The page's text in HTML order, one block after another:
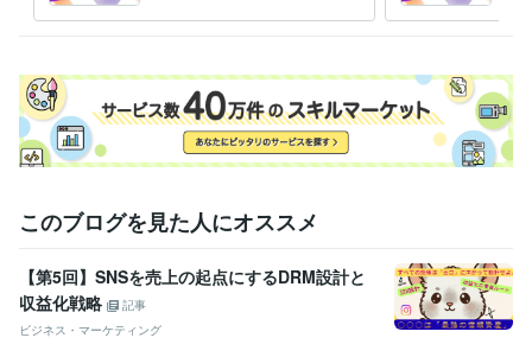
韓国語 ビジネスレベル
このブログを見た人にオススメ
【第5回】SNSを売上の起点にするDRM設計と
収益化戦略
記事
ビジネス・マーケティング